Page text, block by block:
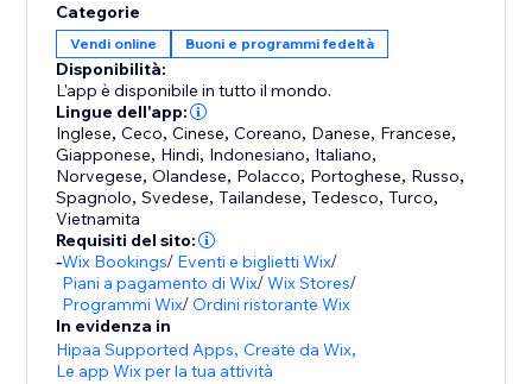
- Previeni le frodi relative al programma, solo i clienti e
gli amici che hanno effettuato il login possono
ottenere i premi.
L'assistenza clienti è disponibile per tutti gli utenti del
programma Invita un amico di Wix.
Categorie
Vendi online Buoni e programmi fedeltà
Disponibilità:
L'app è disponibile in tutto il mondo.
Lingue dell'app:
Inglese,Ceco,Cinese,Coreano, Danese, Francese,
Giapponese, Hindi, Indonesiano, Italiano,
Norvegese,Olandese, Polacco, Portoghese, Russo,
Spagnolo,Svedese,Tailandese,Tedesco,Turco,
Vietnamita
Requisiti del sito:
-Wix Bookings/ Eventi e biglietti Wix/
Piani a pagamento di Wix/Wix Stores/
Programmi Wix/Ordini ristorante Wix
In evidenza in
Hipaa Supported Apps,Create da Wix,
Le app Wix per la tua attività